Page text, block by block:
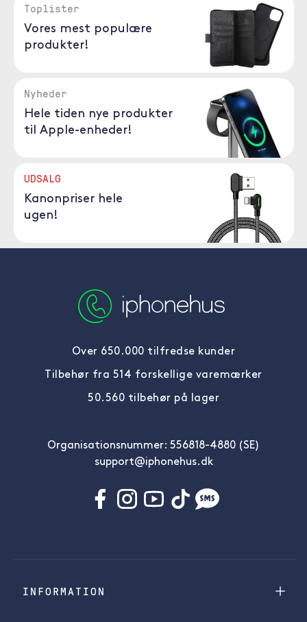
Toplister
Vores mest populære
produkter!
Nyheder
Hele tiden nye produkter
til Apple-enheder!
UDSALG
Kanonpriser hele
ugen!
Over 650.000 tilfredse kunder
Tilbehør fra 514 forskellige varemærker
50.560 tilbehør på lager
Organisationsnummer: 556818-4880 (SE)
support@iphonehus.dk
INFORMATION